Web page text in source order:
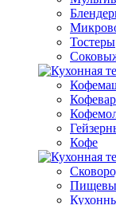
Тостеры
Кофе